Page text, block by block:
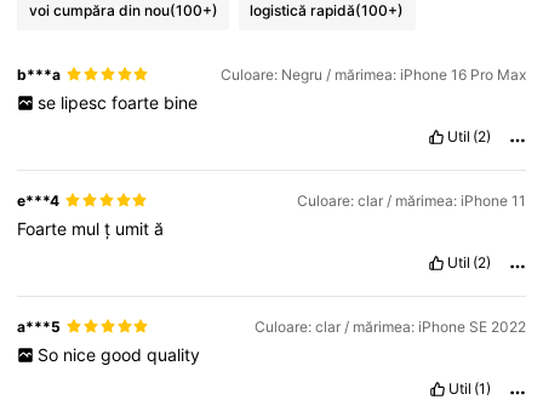
voi cumpăra din nou(100+) logistică rapidă(100+)
b***a Culoare: Negru / mărimea: iPhone 16 Pro Max
se lipesc foarte bine
Util (2)
e***4 Culoare: clar / mărimea: iPhone 11
Foarte mulț umită
Util (2)
a***5 Culoare: clar / mărimea: iPhone SE 2022
So nice good quality
Util (1)